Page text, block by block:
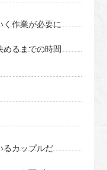
く作業が必要に
めるまでの時間
るカップルだ